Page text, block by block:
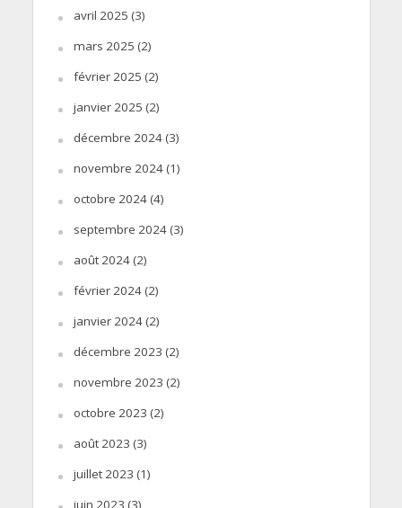
avril 2025 (3)
mars 2025 (2)
février 2025 (2)
janvier 2025 (2)
décembre 2024(3)
novembre 2024(1)
octobre 2024(4)
septembre 2024(3)
août 2024(2)
février 2024(2)
janvier 2024(2)
décembre 2023 (2)
novembre 2023 (2)
octobre 2023 (2)
août 2023 (3)
juillet 2023 (1)
juin 2023 (3)